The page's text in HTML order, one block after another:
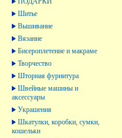
Шитье
Вышивание
Вязание
Бисероплетение и макраме
Творчество
Шторная фурнитура
Швейные машины и
аксессуары
Украшения
Шкатулки, коробки, сумки,
кошельки